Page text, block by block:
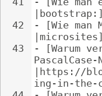
42
43
|bootstrap:]
-
[Wie
|microsites]
-
[Warum
|https://
ing-in-the-